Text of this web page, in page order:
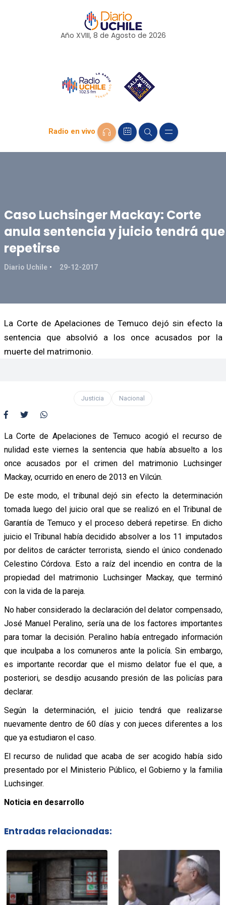
Año XVIII, 8 de Agosto de 2026
Radio en vivo
Caso Luchsinger Mackay: Corte
anula sentencia y juicio tendrá que
repetirse
Diario Uchile 29-12-2017
La Corte de Apelaciones de Temuco dejó sin efecto la
sentencia que absolvió a los once acusados por la
muerte del matrimonio.
Justicia Nacional
La Corte de Apelaciones de Temuco acogió el recurso de
nulidad este viernes la sentencia que había absuelto a los
once acusados por el crimen del matrimonio Luchsinger
Mackay, ocurrido en enero de 2013 en Vilcún.
De este modo, el tribunal dejó sin efecto la determinación
tomada luego del juicio oral que se realizó en el Tribunal de
Garantía de Temuco y el proceso deberá repetirse. En dicho
juicio el Tribunal había decidido absolver a los 11 imputados
por delitos de carácter terrorista, siendo el único condenado
Celestino Córdova. Esto a raíz del incendio en contra de la
propiedad del matrimonio Luchsinger Mackay, que terminó
con la vida de la pareja.
No haber considerado la declaración del delator compensado,
José Manuel Peralino, sería una de los factores importantes
para tomar la decisión. Peralino había entregado información
que inculpaba a los comuneros ante la policía. Sin embargo,
es importante recordar que el mismo delator fue el que, a
posteriori, se desdijo acusando presión de las policías para
declarar.
Según la determinación, el juicio tendrá que realizarse
nuevamente dentro de 60 días y con jueces diferentes a los
que ya estudiaron el caso.
El recurso de nulidad que acaba de ser acogido había sido
presentado por el Ministerio Público, el Gobierno y la familia
Luchsinger.
Noticia en desarrollo
Entradas relacionadas: